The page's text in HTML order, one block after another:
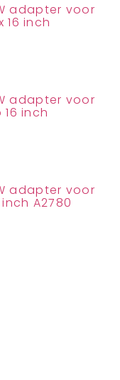
adapter voor
16 inch
adapter voor
inch
adapter voor
A2780